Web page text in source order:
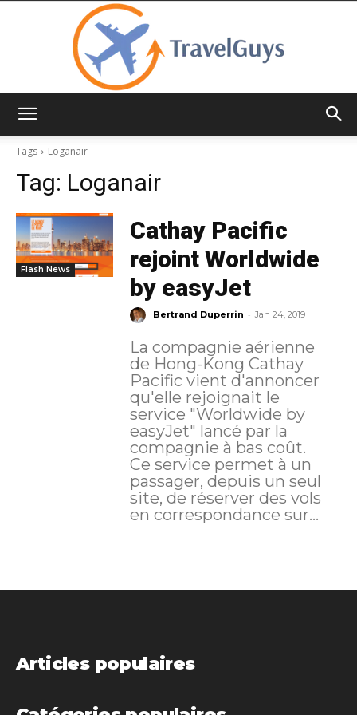
Tags
Loganair
Tag: Loganair
Flash News
Cathay Pacific
rejoint Worldwide
by easyJet
Bertrand Duperrin - Jan 24, 2019
La compagnie aérienne
de Hong-Kong Cathay
Pacific vient d'annoncer
qu'elle rejoignait le
service "Worldwide by
easyJet" lancé par la
compagnie à bas coût.
Ce service permet à un
passager, depuis un seul
site, de réserver des vols
en correspondance sur...
Articles populaires